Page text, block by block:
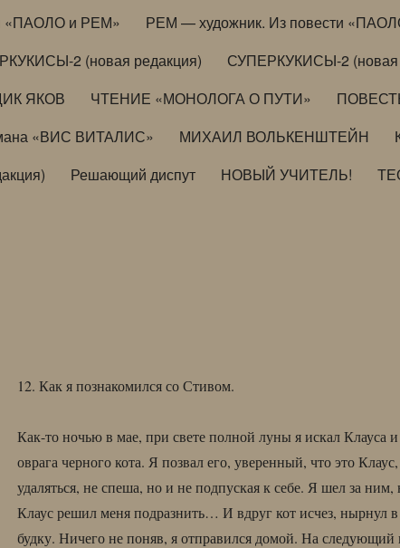
«ПАОЛО и РЕМ»
РЕМ — художник. Из повести
2 (новая редакция) СУПЕРКУКИСЫ-2 (новая
ЯКОВ ЧТЕНИЕ «МОНОЛОГА О ПУТИ»
«ВИС ВИТАЛИС»
МИХАИЛ ВОЛЬКЕНШТЕЙН
Решающий диспут НОВЫЙ УЧИТЕЛЬ!
12. Как я познакомился со Стивом.
Как-то ночью в мае, при свете полной луны я искал Клауса и
оврага черного кота. Я позвал его, уверенный, что это
удаляться, не спеша, но и не подпуская к себе. Я шел за ним,
Клаус решил меня подразнить… И вдруг кот исчез, нырнул
будку. Ничего не поняв, я отправился домой. На следующий